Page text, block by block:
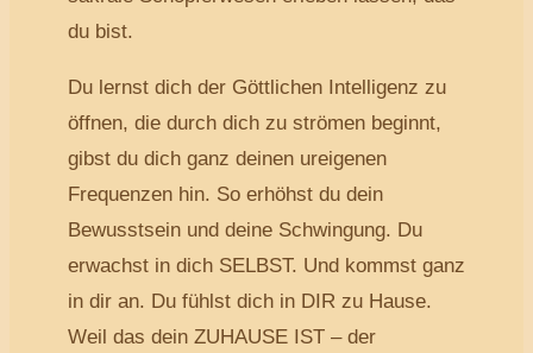
du bist.
Du lernst dich der Göttlichen Intelligenz zu
öffnen, die durch dich zu strömen beginnt,
gibst du dich ganz deinen ureigenen
Frequenzen hin. So erhöhst du dein
Bewusstsein und deine Schwingung. Du
erwachst in dich SELBST. Und kommst ganz
in dir an. Du fühlst dich in DIR zu Hause.
Weil das dein ZUHAUSE IST – der